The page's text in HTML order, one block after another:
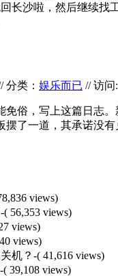
长沙啦，然后继续
分类： 娱乐而已 // 访问
免俗，写上这篇日志
了一道，其承诺没
views)
-( 56,353 views)
views)
views)
机？ -( 41,616 views)
-( 39,108 views)